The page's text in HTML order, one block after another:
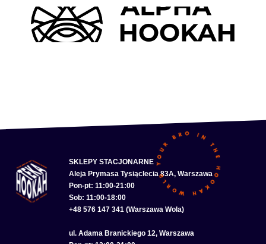
SKLEPY STACJONARNE
Aleja Prymasa Tysiąclecia 83A, Warszawa
Pon-pt: 11:00-21:00
Sob: 11:00-18:00
+48 576 147 341 (Warszawa Wola)
ul. Adama Branickiego 12, Warszawa